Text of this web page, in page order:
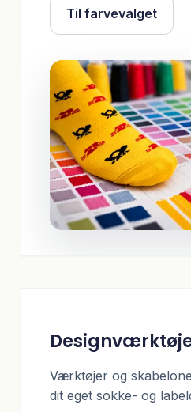
Til farvevalget
Værktøjer og
dit eget sokke- og